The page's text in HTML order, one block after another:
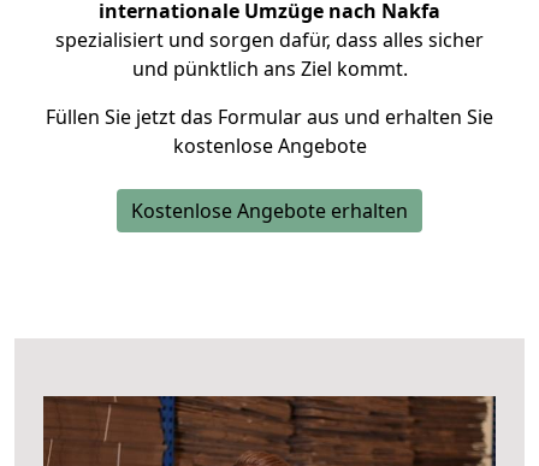
internationale Umzüge nach Nakfa
spezialisiert und sorgen dafür, dass alles sicher
und pünktlich ans Ziel kommt.
Füllen Sie jetzt das Formular aus und erhalten Sie
kostenlose Angebote
Kostenlose Angebote erhalten